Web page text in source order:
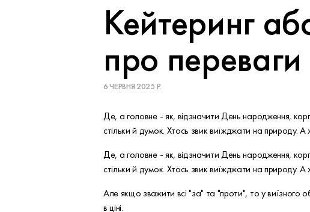
Кейтеринг
про переваги
6 ЧЕРВНЯ 2025 Р.
Де, а головне - як, відзначити День народження,
стільки й думок. Хтось звик виїжджати на природу. А
Де, а головне - як, відзначити День народження,
стільки й думок. Хтось звик виїжджати на природу. А
Але якщо зважити всі "за" та "проти", то у виїзного
в ціні.